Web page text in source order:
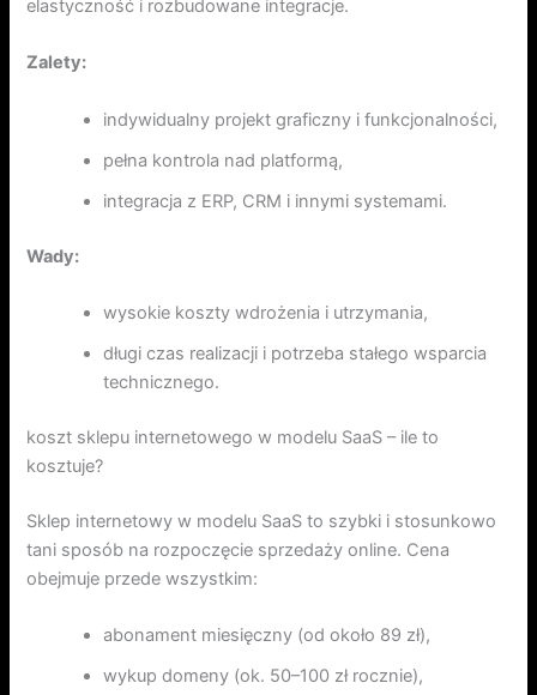
elastyczność i rozbudowane integracje.
Zalety:
indywidualny projekt graficzny i funkcjonalności,
pełna kontrola nad platformą,
integracja z ERP, CRM i innymi systemami.
Wady:
wysokie koszty wdrożenia i utrzymania,
długi czas realizacji i potrzeba stałego wsparcia
technicznego.
koszt sklepu internetowego w modelu SaaS – ile to
kosztuje?
Sklep internetowy w modelu SaaS to szybki i stosunkowo
tani sposób na rozpoczęcie sprzedaży online. Cena
obejmuje przede wszystkim:
abonament miesięczny (od około 89 zł),
wykup domeny (ok. 50–100 zł rocznie),